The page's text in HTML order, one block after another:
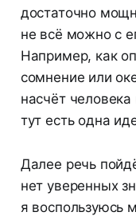
достаточно
не всё можно с
Например, как
сомнение или
насчёт
тут есть одна
Далее речь
нет уверенных
я воспользуюсь